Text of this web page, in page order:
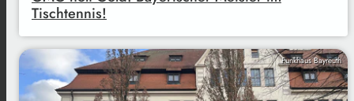
Tischtennis!
Funkhaus Bayreuth